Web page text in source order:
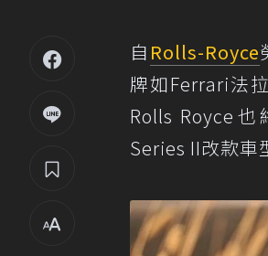
自 Rolls-Royce
牌如Ferrari法
Rolls Royce
Series II改款車